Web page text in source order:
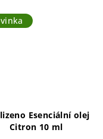
Esenciální olej
Citron 10 ml